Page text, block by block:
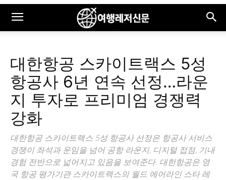
대한항공 스카이트랙스 5성
항공사 6년 연속 선정…라운
지 투자로 프리미엄 경쟁력
강화
대한항공 스카이트랙스 5성 항공사 선정은 항공사 서비스
경쟁이 좌석과 운임을 넘어 공항 라운지, 디지털 접점, 기내
경험 전반으로 넓어지고 있음을 보여준다. 대한항공은 영
국 항공 평가기관 스카이트랙스의 월드 에어라인 스타 레